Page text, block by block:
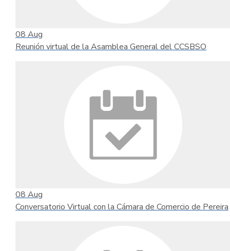
08 Aug
Reunión virtual de la Asamblea General del CCSBSO
08 Aug
Conversatorio Virtual con la Cámara de Comercio de Pereira